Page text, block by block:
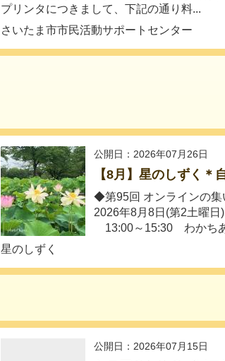
プリンタにつきまして、下記の通り料...
さいたま市市民活動サポートセンター
公開日：2026年07月26日
【8月】星のしずく＊
◆第95回 オンラインの集
2026年8月8日(第2土曜日)
13:00～15:30 わかち
星のしずく
公開日：2026年07月15日